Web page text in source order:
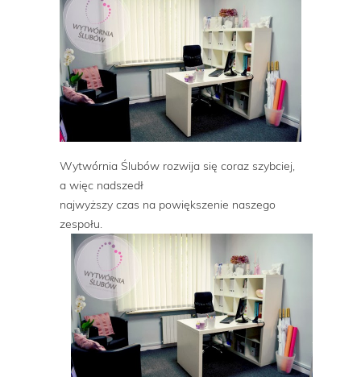
Wytwórnia Ślubów rozwija się coraz szybciej,
a więc nadszedł
najwyższy czas na powiększenie naszego
zespołu.